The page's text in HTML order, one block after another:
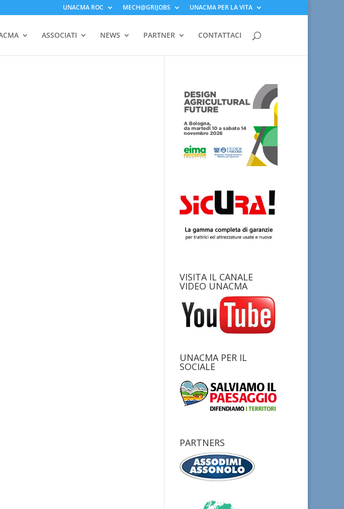
UNACMA ROC MECH@GRIJOBS UNACMA PER LA VITA
ASSOCIATI NEWS PARTNER CONTATTACI
VISITA IL CANALE
VIDEO UNACMA
UNACMA PER IL
SOCIALE
PARTNERS